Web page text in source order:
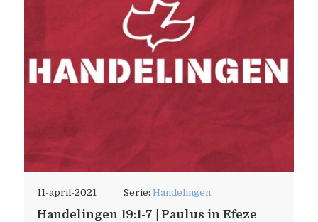
11-april-2021 Serie: Handelingen
Handelingen 19:1-7 | Paulus in Efeze